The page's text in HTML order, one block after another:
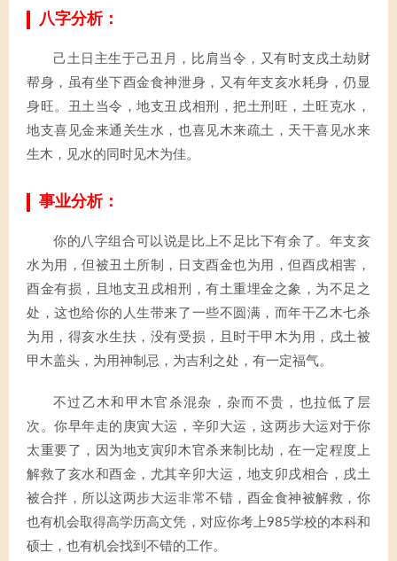
八字分析：
己土日主生于己丑月，比肩当令，又有时支戌土劫财
帮身，虽有坐下酉金食神泄身，又有年支亥水耗身，仍显
身旺。丑土当令，地支丑戌相刑，把土刑旺，土旺克水，
地支喜见金来通关生水，也喜见木来疏土，天干喜见水来
生木，见水的同时见木为佳。
事业分析：
你的八字组合可以说是比上不足比下有余了。年支亥
水为用，但被丑土所制，日支酉金也为用，但酉戌相害，
酉金有损，且地支丑戌相刑，有土重埋金之象，为不足之
处，这也给你的人生带来了一些不圆满，而年干乙木七杀
为用，得亥水生扶，没有受损，且时干甲木为用，戌土被
甲木盖头，为用神制忌，为吉利之处，有一定福气。
不过乙木和甲木官杀混杂，杂而不贵，也拉低了层
次。你早年走的庚寅大运，辛卯大运，这两步大运对于你
太重要了，因为地支寅卯木官杀来制比劫，在一定程度上
解救了亥水和酉金，尤其辛卯大运，地支卯戌相合，戌土
被合拌，所以这两步大运非常不错，酉金食神被解救，你
也有机会取得高学历高文凭，对应你考上985学校的本科和
硕士，也有机会找到不错的工作。